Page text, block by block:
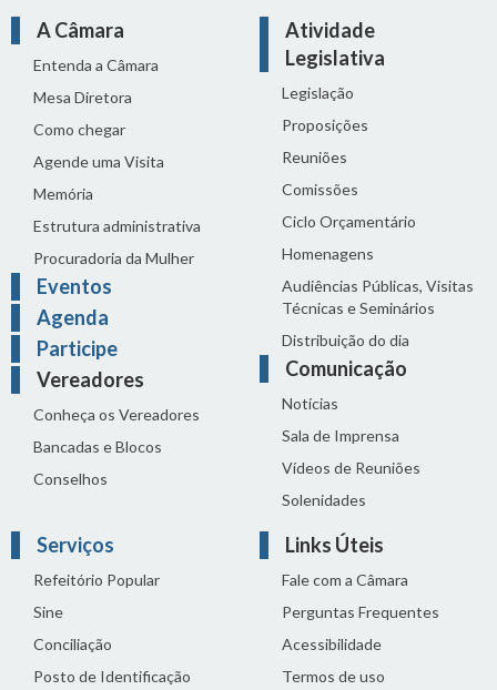
A Câmara
Entenda a Câmara
Mesa Diretora
Como chegar
Agende uma Visita
Memória
Estrutura administrativa
Procuradoria da Mulher
Eventos
Agenda
Participe
Vereadores
Conheça os Vereadores
Bancadas e Blocos
Conselhos
Atividade
Legislativa
Legislação
Proposições
Reuniões
Comissões
Ciclo Orçamentário
Homenagens
Audiências Públicas, Visitas
Técnicas e Seminários
Distribuição do dia
Comunicação
Notícias
Sala de Imprensa
Vídeos de Reuniões
Solenidades
Serviços
Refeitório Popular
Sine
Conciliação
Posto de Identificação
Links Úteis
Fale com a Câmara
Perguntas Frequentes
Acessibilidade
Termos de uso